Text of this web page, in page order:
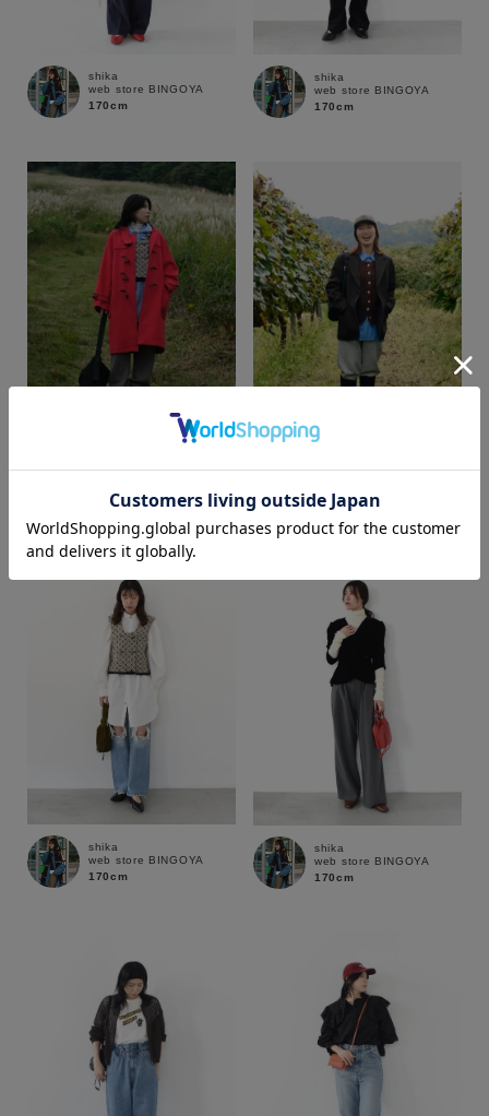
商品タイプ
通常商品 予約商品
セール価格 WEB限定
在庫
在庫あり 在庫なし含む
shika
web store BINGOYA
170cm
shika
web store BINGOYA
170cm
172cm
SUPER SHOP 鳥取店
shika
web store BINGOYA
170cm
shika
web store BINGOYA
170cm